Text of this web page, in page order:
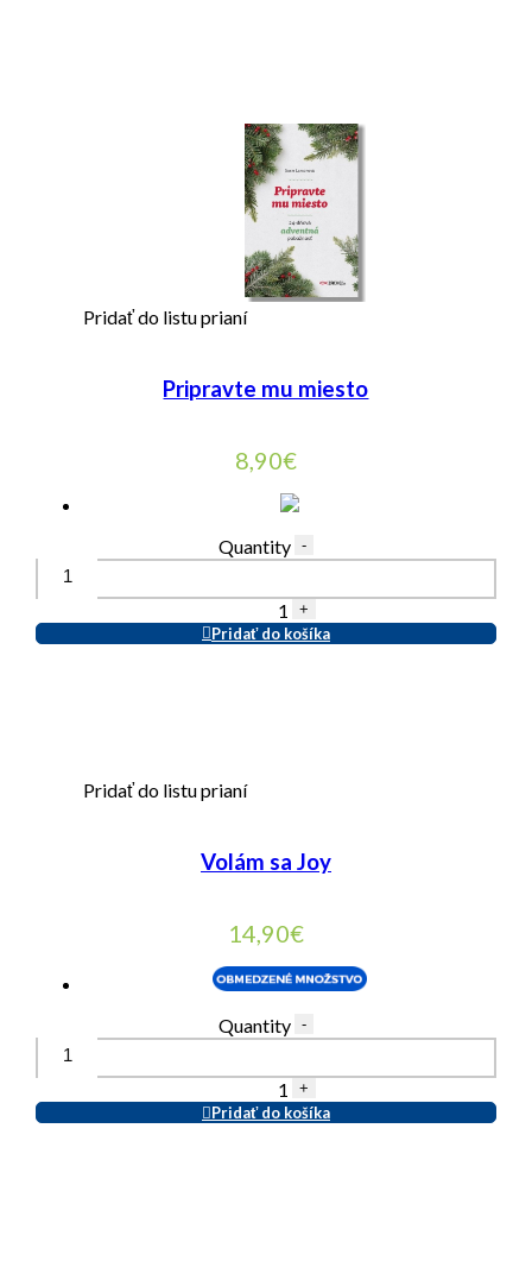
Pridať do listu prianí
Pripravte mu miesto
8,90€
Quantity -
1 +
Pridať do košíka
Pridať do listu prianí
Volám sa Joy
14,90€
Quantity -
1 +
Pridať do košíka